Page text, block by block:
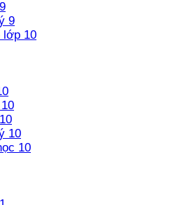
9
lớp 10
10
10